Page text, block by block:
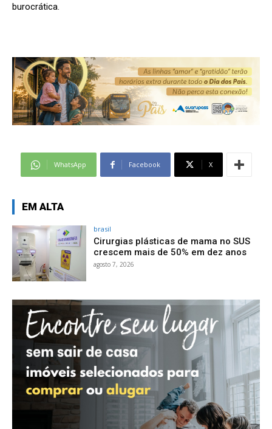
burocrática.
WhatsApp Facebook X
EM ALTA
brasil
Cirurgias plásticas de mama no SUS
crescem mais de 50% em dez anos
agosto 7, 2026